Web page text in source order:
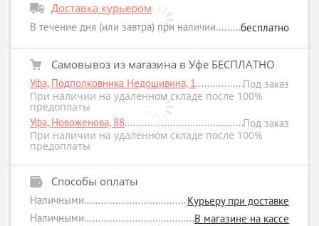
Доставка курьером
В течение дня (или завтра) при наличии бесплатно
Самовывоз из магазина в Уфе БЕСПЛАТНО
Уфа, Подполковника Недошивина, 1
Под заказ
При наличии на удаленном складе после 100%
предоплаты
Уфа, Новоженова, 88
Под заказ
При наличии на удаленном складе после 100%
предоплаты
Способы оплаты
Наличными
Курьеру при доставке
Наличными
В магазине на кассе